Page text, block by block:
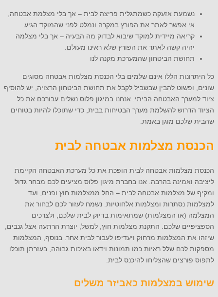
נשמעת אזעקה כשמתגלית פריצה לבית – אך בלי מצלמת אבטחה,
אי אפשר לאתר את הפורץ במקרה ונמלט לפני שהמוקד הגיע.
קריאה מיידית למוקד שיבוא לבדוק מה הבעיה – אך בלי מצלמה
יהיה קשה לאתר את הפורץ שלא ראינו מעולם.
תחושת הביטחון שהמערכת מקנה לנו
כל היתרונות הללו אינם שלמים בלי הכנסת מצלמות אבטחה מסוגים
שונים, ופשוט להבין שבשביל לקבל את תחושת הביטחון הרצויה, יש להוסיף
ציוד למערך האבטחה הביתי. אנחנו במיגון פלוס נשלים עבורכם את כל
הציוד הדרוש להשלמת מערך הבטיחות בבית, כדי שתוכלו להיות בטוחים
שהבית שלכם מוגן באמת.
הכנסת מצלמות אבטחה לבית
הכנסת מצלמות אבטחה לבית הופכת את כל מערכת האבטחה הקיימת
ליציבה ואמינה בהרבה. אנו בחברת מיגון פלוס מציעים לכם מבחר גדול
ומקיף של מצלמות אבטחה לבית – החל ממצלמות חוץ ופנים, ועד
למצלמות נסתרות ומצלמות אלחוטיות. נשמח לעזור לכם לבחור את
המצלמה (או המצלמות) שמתאימות בדיוק לבית שלכם, ולצרכים
הספציפיים שלכם. התקנת מצלמות חוץ, למשל, יוצרת הרתעה אצל גנבים,
שיזהו את המצלמות מרחוק ויעדיפו לעבור לבית אחר. בנוסף, המצלמות
מספקות לכם שלל ראיות כמו תמונות וידאו באיכות גבוהה, בעזרתן תוכלו
לתפוס פורצים שהצליחו להיכנס לבית.
שימוש במצלמות כאביזר משלים